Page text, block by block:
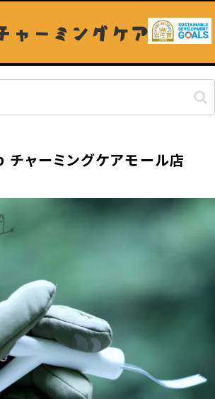
ャーミングケア
ャーミングケアモール店